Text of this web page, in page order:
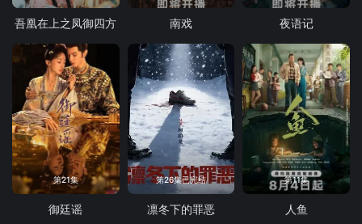
吾凰在上之凤御四方 南戏 夜语记
第21集
御廷谣
第26集已完结
凛冬下的罪恶
第11集
人鱼